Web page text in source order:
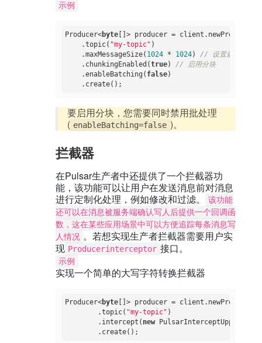
示例
Producer<byte[]> producer = client.newProducer()
    .topic(
"my-topic" )
    .maxMessageSize(
1024 * 1024) // 设置最大消息大
    .chunkingEnabled(
true) // 启用分块
    .enableBatching(
false)
要启用分块，您需要同时禁用批处理
( enableBatching=false )。
拦截器
在Pulsar生产者中还提供了一个拦截器功
能，该功能可以让用户在发送消息前对消息
进行定制化处理，例如修改和过滤。
该功能
还可以在消息被服务端确认写人后提供一个回调函
数，这在某些应用场景中可以方便追踪每条消息写
人情况 。若想实现生产者拦截器需要用户实
现 Producerinterceptor 接口。
示例
实现一个简单的大写字符转换拦截器
Producer<byte[]> producer = client.newProducer()
        .topic(
"my-topic" )
        .intercept(
new PulsarInterceptUpper())